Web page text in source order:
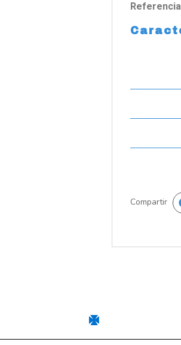
Referencia
Compartir